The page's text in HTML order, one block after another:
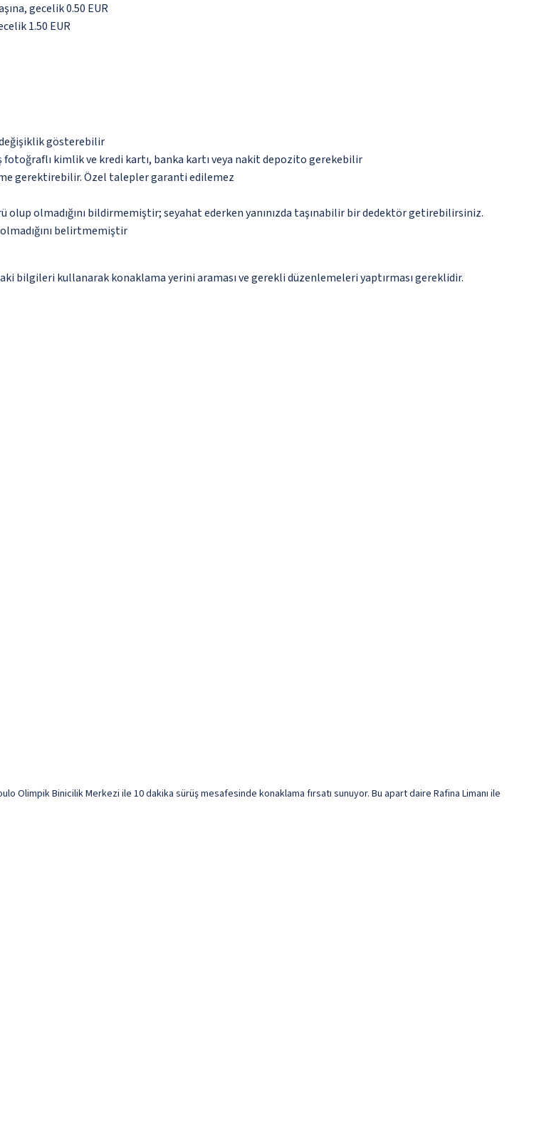
gecelik 0.50 EUR
1.50 EUR
gösterebilir
kimlik ve kredi kartı, banka kartı veya nakit depozito gerekebilir
gerektirebilir. Özel talepler garanti edilemez
olmadığını bildirmemiştir; seyahat ederken yanınızda taşınabilir bir dedektör getirebilirsiniz.
belirtmemiştir
bilgileri kullanarak konaklama yerini araması ve gerekli düzenlemeleri yaptırması gereklidir.
Binicilik Merkezi ile 10 dakika sürüş mesafesinde konaklama fırsatı sunuyor. Bu apart daire Rafina Limanı ile